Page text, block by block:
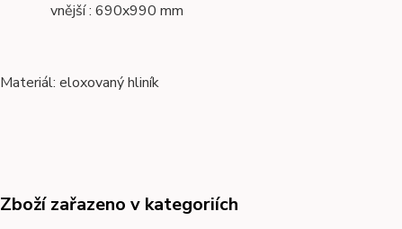
vnější : 690x990 mm
Materiál: eloxovaný hliník
Zboží zařazeno v kategoriích